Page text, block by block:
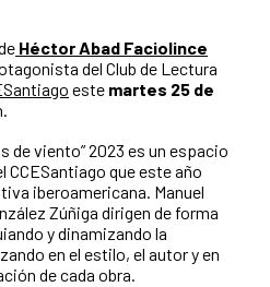
Héctor Abad Faciolince
del Club de Lectura
este martes 25 de
de viento” 2023 es un espacio
que este año
iberoamericana. Manuel
Zúñiga dirigen de forma
y dinamizando la
en el estilo, el autor y en
de cada obra.